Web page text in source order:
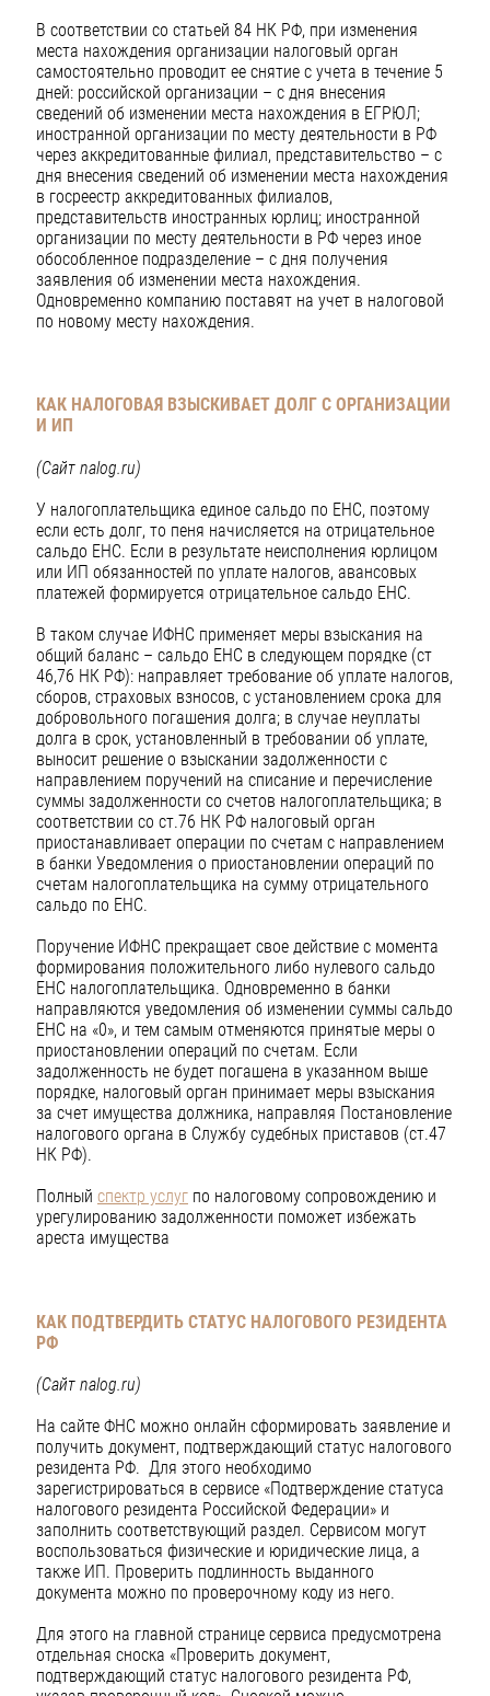
В соответствии со статьей 84 НК РФ, при изменения
места нахождения организации налоговый орган
самостоятельно проводит ее снятие с учета в течение 5
дней: российской организации – с дня внесения
сведений об изменении места нахождения в ЕГРЮЛ;
иностранной организации по месту деятельности в РФ
через аккредитованные филиал, представительство – с
дня внесения сведений об изменении места нахождения
в госреестр аккредитованных филиалов,
представительств иностранных юрлиц; иностранной
организации по месту деятельности в РФ через иное
обособленное подразделение – с дня получения
заявления об изменении места нахождения.
Одновременно компанию поставят на учет в налоговой
по новому месту нахождения.
КАК НАЛОГОВАЯ ВЗЫСКИВАЕТ ДОЛГ С ОРГАНИЗАЦИИ
И ИП
(Сайт nalog.ru)
У налогоплательщика единое сальдо по ЕНС, поэтому
если есть долг, то пеня начисляется на отрицательное
сальдо ЕНС. Если в результате неисполнения юрлицом
или ИП обязанностей по уплате налогов, авансовых
платежей формируется отрицательное сальдо ЕНС.
В таком случае ИФНС применяет меры взыскания на
общий баланс – сальдо ЕНС в следующем порядке (ст
46,76 НК РФ): направляет требование об уплате налогов,
сборов, страховых взносов, с установлением срока для
добровольного погашения долга; в случае неуплаты
долга в срок, установленный в требовании об уплате,
выносит решение о взыскании задолженности с
направлением поручений на списание и перечисление
суммы задолженности со счетов налогоплательщика; в
соответствии со ст.76 НК РФ налоговый орган
приостанавливает операции по счетам с направлением
в банки Уведомления о приостановлении операций по
счетам налогоплательщика на сумму отрицательного
сальдо по ЕНС.
Поручение ИФНС прекращает свое действие с момента
формирования положительного либо нулевого сальдо
ЕНС налогоплательщика. Одновременно в банки
направляются уведомления об изменении суммы сальдо
ЕНС на «0», и тем самым отменяются принятые меры о
приостановлении операций по счетам. Если
задолженность не будет погашена в указанном выше
порядке, налоговый орган принимает меры взыскания
за счет имущества должника, направляя Постановление
налогового органа в Службу судебных приставов (ст.47
НК РФ).
Полный спектр услуг по налоговому сопровождению и
урегулированию задолженности поможет избежать
ареста имущества
КАК ПОДТВЕРДИТЬ СТАТУС НАЛОГОВОГО РЕЗИДЕНТА
РФ
(Сайт nalog.ru)
На сайте ФНС можно онлайн сформировать заявление и
получить документ, подтверждающий статус налогового
резидента РФ. Для этого необходимо
зарегистрироваться в сервисе «Подтверждение статуса
налогового резидента Российской Федерации» и
заполнить соответствующий раздел. Сервисом могут
воспользоваться физические и юридические лица, а
также ИП. Проверить подлинность выданного
документа можно по проверочному коду из него.
Для этого на главной странице сервиса предусмотрена
отдельная сноска «Проверить документ,
подтверждающий статус налогового резидента РФ,